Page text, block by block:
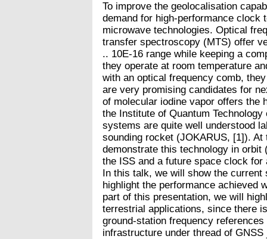
To improve the geolocalisation
demand for high-performance clock
microwave technologies. Optical
transfer spectroscopy (MTS) offer
.. 10E-16 range while keeping a
they operate at room temperature
with an optical frequency comb,
are very promising candidates for
of molecular iodine vapor offers the
the Institute of Quantum
systems are quite well understood
sounding rocket (JOKARUS, [1]).
demonstrate this technology in orbit
the ISS and a future space clock
In this talk, we will show the
highlight the performance achieved
part of this presentation, we will
terrestrial applications, since there
ground-station frequency
infrastructure under thread of